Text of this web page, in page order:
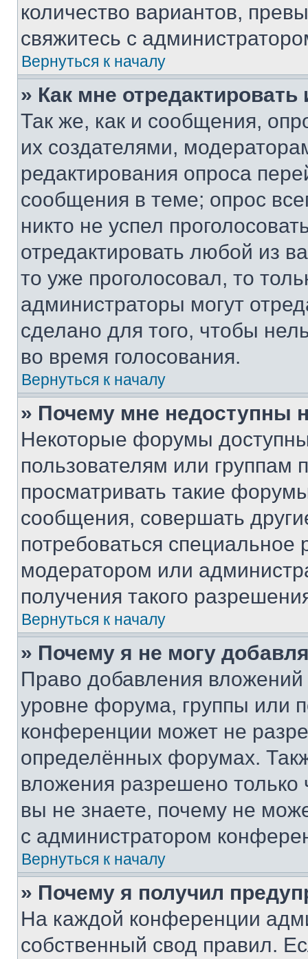
количество вариантов,
свяжитесь с
Вернуться к началу
» Как мне
Так же, как и сообщения,
их создателями,
редактирования опроса
сообщения в теме; опрос
никто не успел
отредактировать любой из
то уже проголосовал, то
администраторы могут
сделано для того, чтобы
во время голосования.
Вернуться к началу
» Почему мне недоступны
Некоторые форумы
пользователям или группам
просматривать такие
сообщения, совершать
потребоваться
модератором или
получения такого
Вернуться к началу
» Почему я не могу
Право добавления
уровне форума, группы или
конференции может не
определённых форумах.
вложения разрешено
вы не знаете, почему не
с администратором
Вернуться к началу
» Почему я получил
На каждой конференции
собственный свод правил.